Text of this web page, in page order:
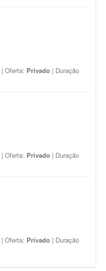
| Oferta: Privado | Duração
| Oferta: Privado | Duração
| Oferta: Privado | Duração